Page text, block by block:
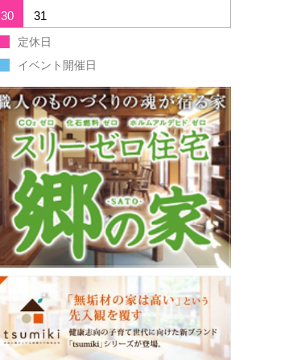
30
31
定休日
イベント開催日